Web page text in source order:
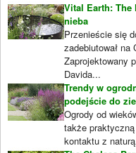
Vital Earth: The
nieba
Przenieście się
zadebiutował na
Zaprojektowany
Davida...
Trendy w
podejście do
Ogrody od
także
kontaktu z